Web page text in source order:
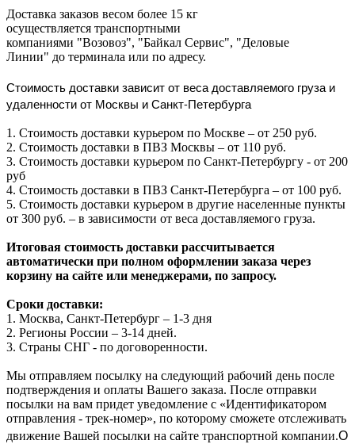
Доставка заказов весом более 15 кг
осуществляется транспортными
компаниями "Возовоз", "Байкал Сервис", "Деловые
Линии" до терминала или по адресу.
Стоимость доставки зависит от веса доставляемого груза и
удаленности от Москвы и Санкт-Петербурга
1. Стоимость доставки курьером по Москве – от 250 руб.
2. Стоимость доставки в ПВЗ Москвы – от 110 руб.
3. Стоимость доставки курьером по Санкт-Петербургу - от 200
руб
4. Стоимость доставки в ПВЗ Санкт-Петербурга – от 100 руб.
5. Стоимость доставки курьером в другие населенные пункты
от 300 руб. – в зависимости от веса доставляемого груза.
Итоговая стоимость доставки рассчитывается
автоматически при полном оформлении заказа через
корзину на сайте или менеджерами, по запросу.
Сроки доставки:
1. Москва, Санкт-Петербург – 1-3 дня
2. Регионы России – 3-14 дней.​
3. Страны СНГ - по договоренности.
Мы отправляем посылку на следующий рабочий день после
подтверждения и оплаты Вашего заказа. После отправки
посылки на вам придет уведомление с «Идентификатором
отправления - трек-номер», по которому сможете отслеживать
движение Вашей посылки на сайте транспортной компании.О